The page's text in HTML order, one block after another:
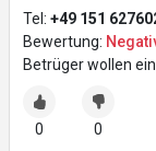
Tel: +49 151
Bewertung:
Betrüger wollen
0 0